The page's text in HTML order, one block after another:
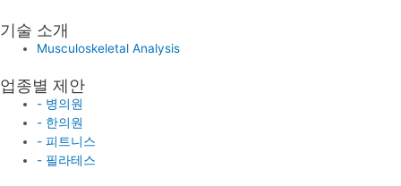
기술 소개
Musculoskeletal Analysis
업종별 제안
- 병의원
- 한의원
- 피트니스
- 필라테스